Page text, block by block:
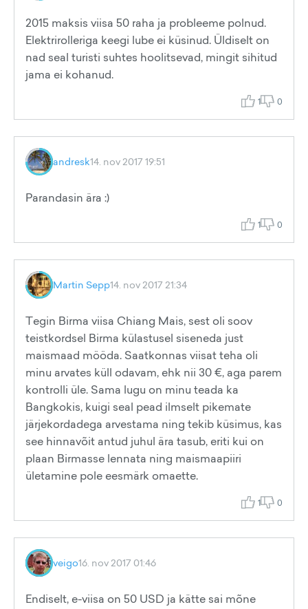
2015 maksis viisa 50 raha ja probleeme polnud.
Elektrirolleriga keegi lube ei küsinud. Üldiselt on
nad seal turisti suhtes hoolitsevad, mingit sihitud
jama ei kohanud.
1 0
andresk14. nov 2017 19:51
Parandasin ära :)
1 0
Martin Sepp14. nov 2017 21:34
Tegin Birma viisa Chiang Mais, sest oli soov
teistkordsel Birma külastusel siseneda just
maismaad mööda. Saatkonnas viisat teha oli
minu arvates küll odavam, ehk nii 30 €, aga parem
kontrolli üle. Sama lugu on minu teada ka
Bangkokis, kuigi seal pead ilmselt pikemate
järjekordadega arvestama ning tekib küsimus, kas
see hinnavõit antud juhul ära tasub, eriti kui on
plaan Birmasse lennata ning maismaapiiri
ületamine pole eesmärk omaette.
1 0
veigo16. nov 2017 01:46
Endiselt, e-viisa on 50 USD ja kätte sai mõne